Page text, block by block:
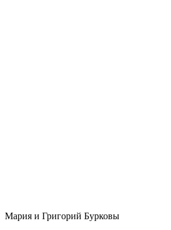
Мария и Григорий Бурковы